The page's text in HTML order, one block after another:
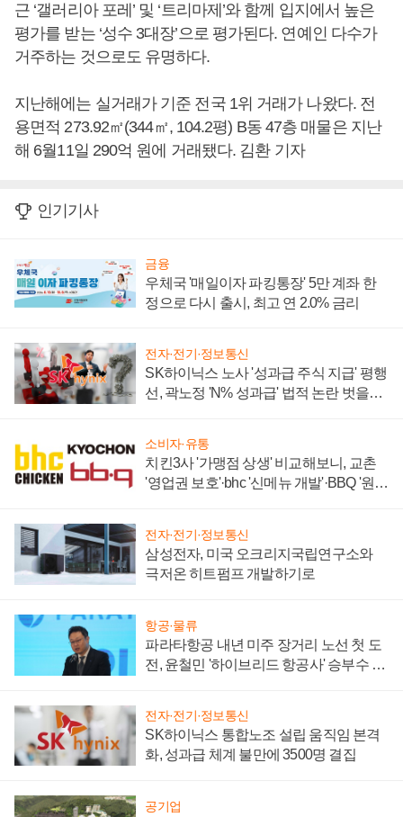
근 ‘갤러리아 포레’ 및 ‘트리마제’와 함께 입지에서 높은
평가를 받는 ‘성수 3대장’으로 평가된다. 연예인 다수가
거주하는 것으로도 유명하다.
지난해에는 실거래가 기준 전국 1위 거래가 나왔다. 전
용면적 273.92㎡(344㎡, 104.2평) B동 47층 매물은 지난
해 6월11일 290억 원에 거래됐다. 김환 기자
인기기사
금융
우체국 '매일이자 파킹통장' 5만 계좌 한
정으로 다시 출시, 최고 연 2.0% 금리
전자·전기·정보통신
SK하이닉스 노사 '성과급 주식 지급' 평행
선, 곽노정 'N% 성과급' 법적 논란 벗을지
소비자·유통
치킨3사 '가맹점 상생' 비교해보니, 교촌
'영업권 보호'·bhc '신메뉴 개발'·BBQ '원가
전자·전기·정보통신
삼성전자, 미국 오크리지국립연구소와
극저온 히트펌프 개발하기로
항공·물류
파라타항공 내년 미주 장거리 노선 첫 도
전, 윤철민 '하이브리드 항공사' 승부수 통
전자·전기·정보통신
SK하이닉스 통합노조 설립 움직임 본격
화, 성과급 체계 불만에 3500명 결집
공기업